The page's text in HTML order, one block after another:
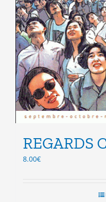
REGARDS
8.00€